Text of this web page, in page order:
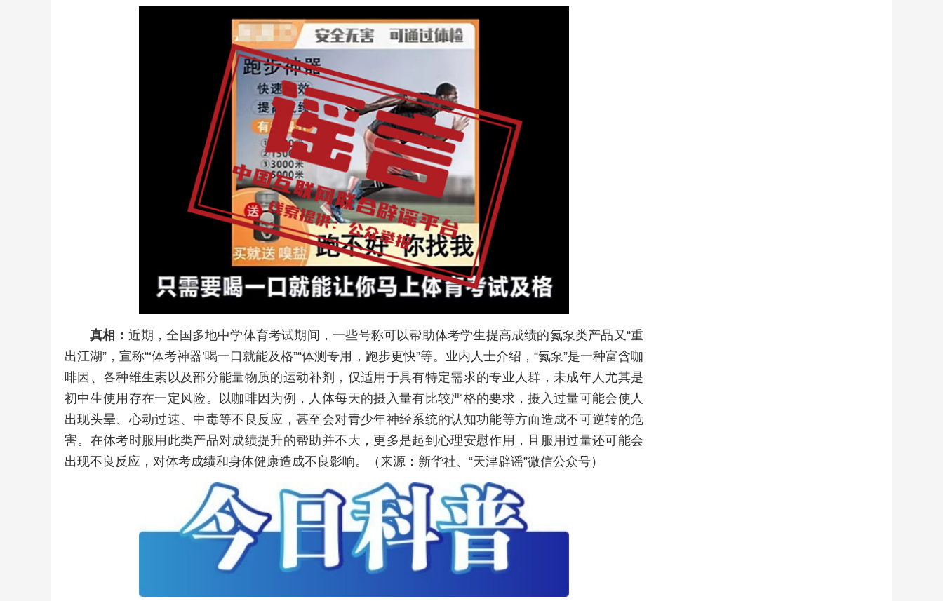
真相： 近期，全国多地中学体育考试期间，一些号称可以帮助体考学生提高成绩的氮泵类产品又“重
出江湖”，宣称“‘体考神器’喝一口就能及格”“体测专用，跑步更快”等。业内人士介绍，“氮泵”是一种富含咖
啡因、各种维生素以及部分能量物质的运动补剂，仅适用于具有特定需求的专业人群，未成年人尤其是
初中生使用存在一定风险。以咖啡因为例，人体每天的摄入量有比较严格的要求，摄入过量可能会使人
出现头晕、心动过速、中毒等不良反应，甚至会对青少年神经系统的认知功能等方面造成不可逆转的危
害。在体考时服用此类产品对成绩提升的帮助并不大，更多是起到心理安慰作用，且服用过量还可能会
出现不良反应，对体考成绩和身体健康造成不良影响。（来源：新华社、“天津辟谣”微信公众号）